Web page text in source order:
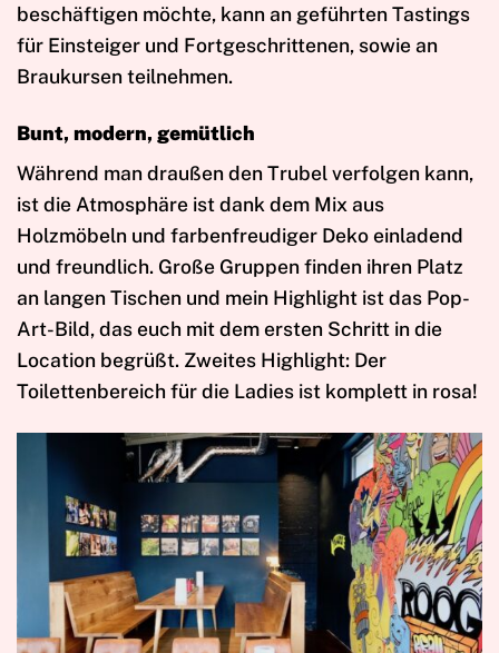
beschäftigen möchte, kann an geführten Tastings
für Einsteiger und Fortgeschrittenen, sowie an
Braukursen teilnehmen.
Bunt, modern, gemütlich
Während man draußen den Trubel verfolgen kann,
ist die Atmosphäre ist dank dem Mix aus
Holzmöbeln und farbenfreudiger Deko einladend
und freundlich. Große Gruppen finden ihren Platz
an langen Tischen und mein Highlight ist das Pop-
Art-Bild, das euch mit dem ersten Schritt in die
Location begrüßt. Zweites Highlight: Der
Toilettenbereich für die Ladies ist komplett in rosa!